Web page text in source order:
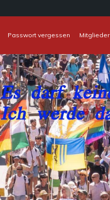
Passwort vergessen Mitglieder